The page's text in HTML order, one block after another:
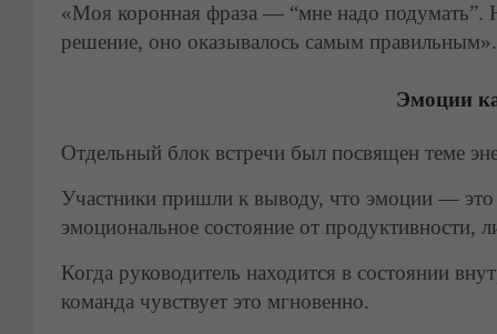
«Моя коронная фраза — “мне надо подумать”.
решение, оно оказывалось самым правильным».
Эмоции
Отдельный блок встречи был посвящен теме
Участники пришли к выводу, что эмоции — это
эмоциональное состояние от продуктивности,
Когда руководитель находится в состоянии
команда чувствует это мгновенно.